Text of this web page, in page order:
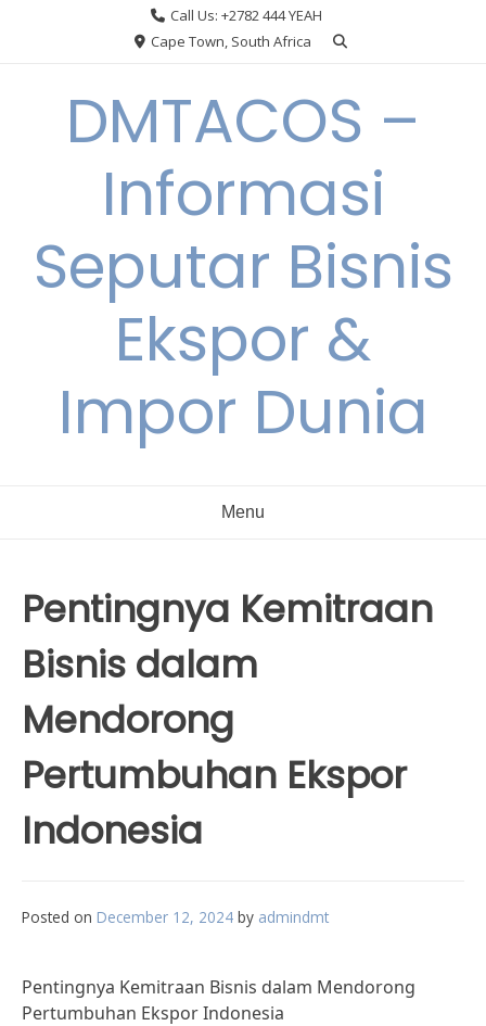
Call Us: +2782 444 YEAH
Cape Town, South Africa
DMTACOS –
Informasi
Seputar Bisnis
Ekspor &
Impor Dunia
Menu
Pentingnya Kemitraan
Bisnis dalam
Mendorong
Pertumbuhan Ekspor
Indonesia
Posted on December 12, 2024 by admindmt
Pentingnya Kemitraan Bisnis dalam Mendorong
Pertumbuhan Ekspor Indonesia